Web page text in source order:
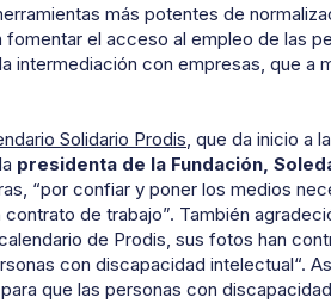
más potentes de
fomentar el acceso al empleo de las
intermediación con empresas, que a
Solidario Prodis, que da inicio a
presidenta de la Fundación,
“por confiar y poner los medios
de trabajo”. También
de Prodis, sus fotos han
con discapacidad intelectual“.
que las personas con